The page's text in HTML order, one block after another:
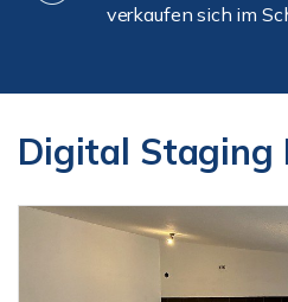
verkaufen sich im
Digital Staging